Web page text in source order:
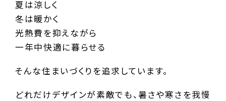
夏は涼しく
冬は暖かく
光熱費を抑えながら
一年中快適に暮らせる
そんな住まいづくりを追求しています。
どれだけデザインが素敵でも、暑さや寒さを我慢